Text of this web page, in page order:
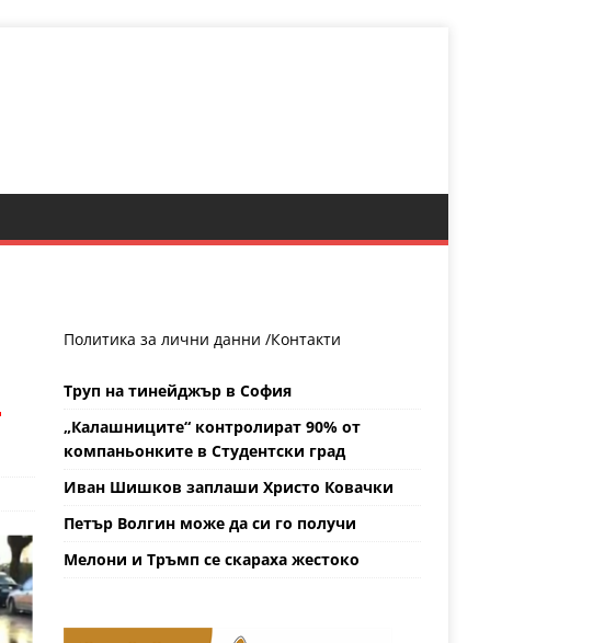
Политика за лични данни /Контакти
Труп на тинейджър в София
„Калашниците“ контролират 90% от
компаньонките в Студентски град
Иван Шишков заплаши Христо Ковачки
Петър Волгин може да си го получи
Мелони и Тръмп се скараха жестоко